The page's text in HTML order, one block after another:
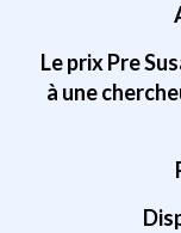
Le prix Pre
à une